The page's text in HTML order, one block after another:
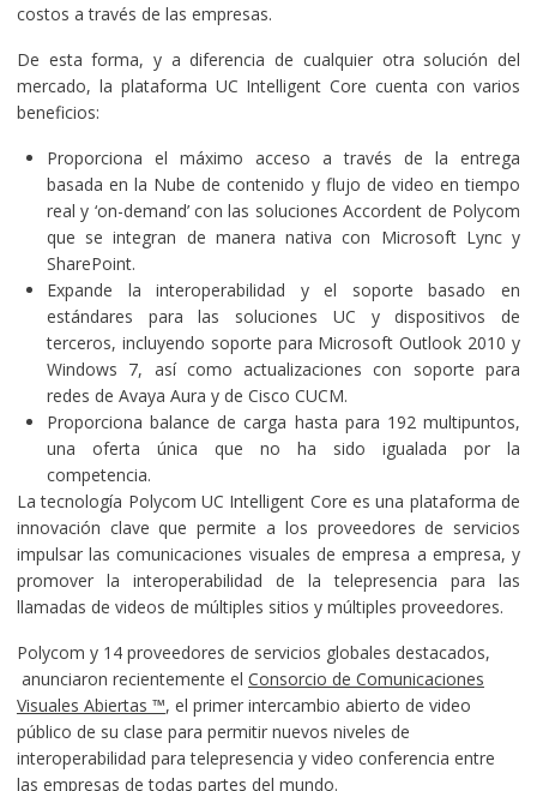
costos a través de las empresas.
De esta forma, y a diferencia de cualquier otra solución del
mercado, la plataforma UC Intelligent Core cuenta con varios
beneficios:
Proporciona el máximo acceso a través de la entrega
basada en la Nube de contenido y flujo de video en tiempo
real y ‘on-demand’ con las soluciones Accordent de Polycom
que se integran de manera nativa con Microsoft Lync y
SharePoint.
Expande la interoperabilidad y el soporte basado en
estándares para las soluciones UC y dispositivos de
terceros, incluyendo soporte para Microsoft Outlook 2010 y
Windows 7, así como actualizaciones con soporte para
redes de Avaya Aura y de Cisco CUCM.
Proporciona balance de carga hasta para 192 multipuntos,
una oferta única que no ha sido igualada por la
competencia.
La tecnología Polycom UC Intelligent Core es una plataforma de
innovación clave que permite a los proveedores de servicios
impulsar las comunicaciones visuales de empresa a empresa, y
promover la interoperabilidad de la telepresencia para las
llamadas de videos de múltiples sitios y múltiples proveedores.
Polycom y 14 proveedores de servicios globales destacados,
anunciaron recientemente el Consorcio de Comunicaciones
Visuales Abiertas ™, el primer intercambio abierto de video
público de su clase para permitir nuevos niveles de
interoperabilidad para telepresencia y video conferencia entre
las empresas de todas partes del mundo.